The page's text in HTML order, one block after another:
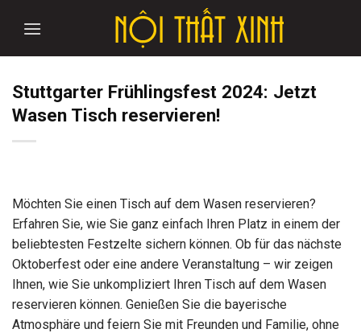
Stuttgarter Frühlingsfest 2024: Jetzt
Wasen Tisch reservieren!
Möchten Sie einen Tisch auf dem Wasen reservieren?
Erfahren Sie, wie Sie ganz einfach Ihren Platz in einem der
beliebtesten Festzelte sichern können. Ob für das nächste
Oktoberfest oder eine andere Veranstaltung – wir zeigen
Ihnen, wie Sie unkompliziert Ihren Tisch auf dem Wasen
reservieren können. Genießen Sie die bayerische
Atmosphäre und feiern Sie mit Freunden und Familie, ohne